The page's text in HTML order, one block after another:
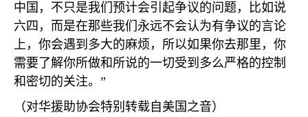
中国，不只是我们预计会引起争议的问题，比如说
六四，而是在那些我们永远不会认为有争议的言论
上，你会遇到多大的麻烦，所以如果你去那里，你
需要了解你所做和所说的一切受到多么严格的控制
和密切的关注。”
（对华援助协会特别转载自美国之音）